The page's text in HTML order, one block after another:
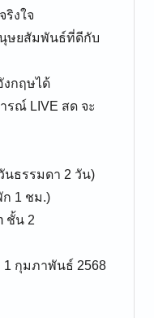
ริงใจ
ษยสัมพันธ์ที่ดีกับ
งกฤษได้
รณ์ LIVE สด จะ
นธรรมดา 2 วัน)
ก 1 ชม.)
ชั้น 2
1 กุมภาพันธ์ 2568